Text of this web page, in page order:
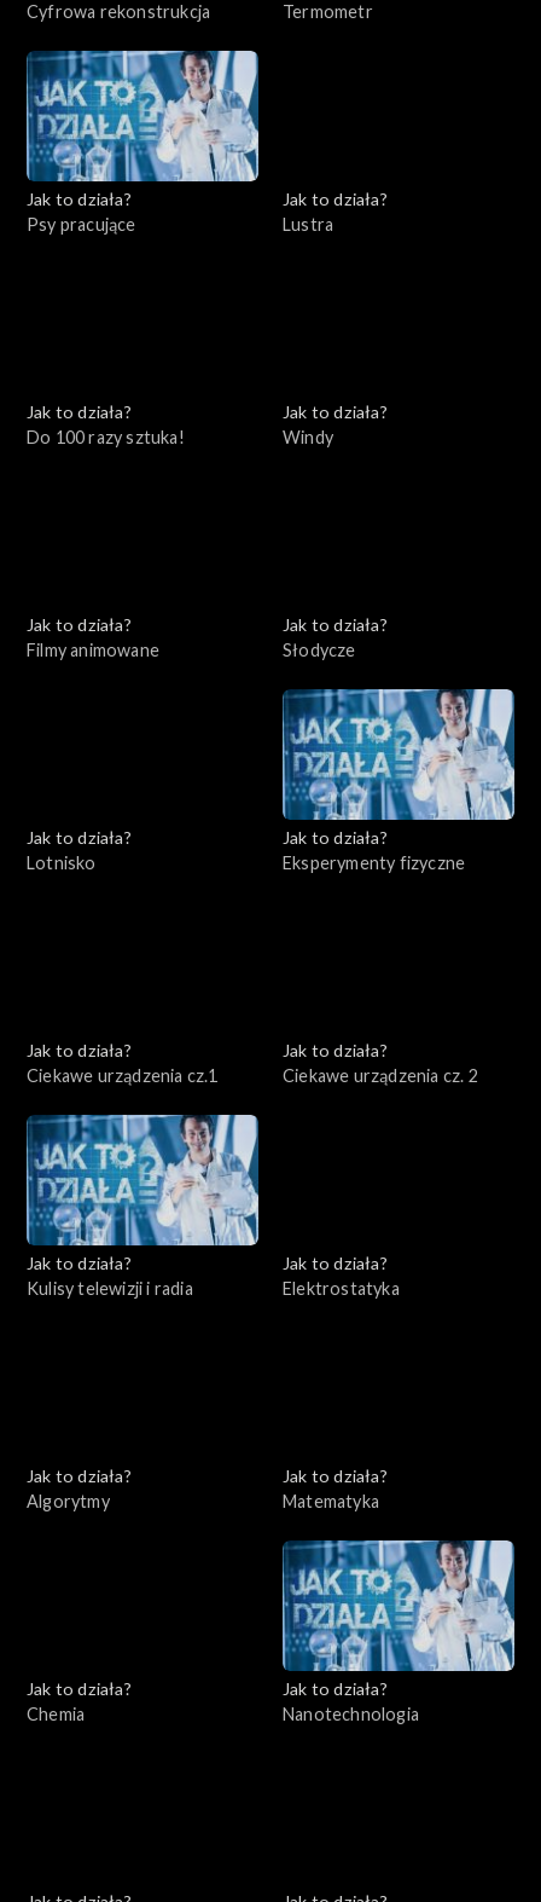
Cyfrowa rekonstrukcja
Termometr
Jak to działa?
Psy pracujące
Jak to działa?
Lustra
Jak to działa?
Do 100 razy sztuka!
Jak to działa?
Windy
Jak to działa?
Filmy animowane
Jak to działa?
Słodycze
Jak to działa?
Lotnisko
Jak to działa?
Eksperymenty fizyczne
Jak to działa?
Ciekawe urządzenia cz.1
Jak to działa?
Ciekawe urządzenia cz. 2
Jak to działa?
Kulisy telewizji i radia
Jak to działa?
Elektrostatyka
Jak to działa?
Algorytmy
Jak to działa?
Matematyka
Jak to działa?
Chemia
Jak to działa?
Nanotechnologia